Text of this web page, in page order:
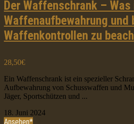
Der Waffenschrank –
Waffenaufbewahrung und
Waffenkontrollen zu
28,50€
Ein Waffenschrank ist ein spezieller
Aufbewahrung von Schusswaffen und
Jäger, Sportschützen und ...
18. Juni 2024
Ansehen*